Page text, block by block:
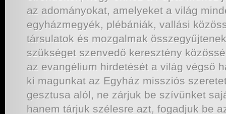
az adományokat, amelyeket a világ
egyházmegyék, plébániák, vallási
társulatok és mozgalmak
szükséget szenvedő keresztény
az evangélium hirdetését a világ végső
ki magunkat az Egyház missziós
gesztusa alól, ne zárjuk be szívünket
hanem tárjuk szélesre azt, fogadjuk be